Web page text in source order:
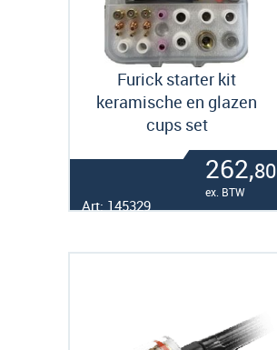
Furick starter kit
keramische en glazen
cups set
262,80
ex. BTW
Art: 145329